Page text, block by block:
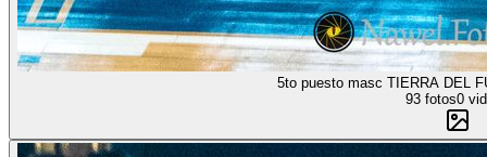
5to puesto masc TIERRA DEL
93 fotos0